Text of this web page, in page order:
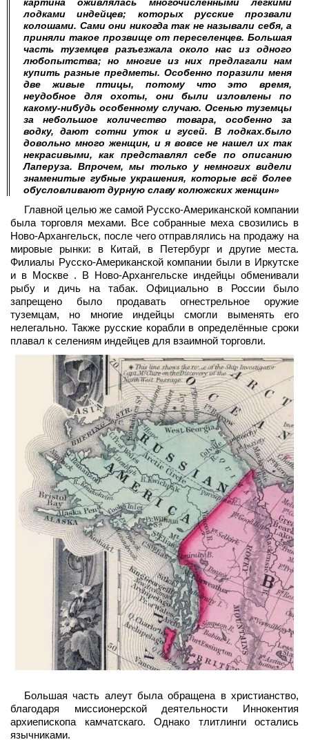
картина оживлялась многочисленными легкими
лодками индейцев; которых русские прозвали
колошами. Сами они никогда так не называли себя, а
приняли такое прозвище от переселенцев. Большая
часть туземцев разъезжала около нас из одного
любопытства; но многие из них предлагали нам
купить разные предметы. Особенно поразили меня
две живые птицы, потому что это время,
неудобное для охоты, они были изловлены по
какому-нибудь особенному случаю. Осенью туземцы
за небольшое количество товара, особенно за
водку, дают сотни уток и гусей. В лодках.было
довольно много женщин, и я вовсе не нашел их так
некрасивыми, как представлял себе по описанию
Лаперуза. Впрочем, мы только у немногих видели
знаменитые губные украшения, которые всё более
обусловливают дурную славу колюжских женщин»
Главной целью же самой Русско-Американской компании
была торговля мехами. Все собранные меха свозились в
Ново-Архангельск, после чего отправлялись на продажу на
мировые рынки: в Китай, в Петербург и другие места.
Филиалы Русско-Американской компании были в Иркутске
и в Москве . В Ново-Архангельске индейцы обменивали
рыбу и дичь на табак. Официально в России было
запрещено было продавать огнестрельное оружие
туземцам, но многие индейцы смогли выменять его
нелегально. Также русские корабли в определённые сроки
плавал к селениям индейцев для взаимной торговли.
Большая часть алеут была обращена в христианство,
благодаря миссионерской деятельности Иннокентия
архиепископа камчатскаго. Однако тлитлинги остались
язычниками.